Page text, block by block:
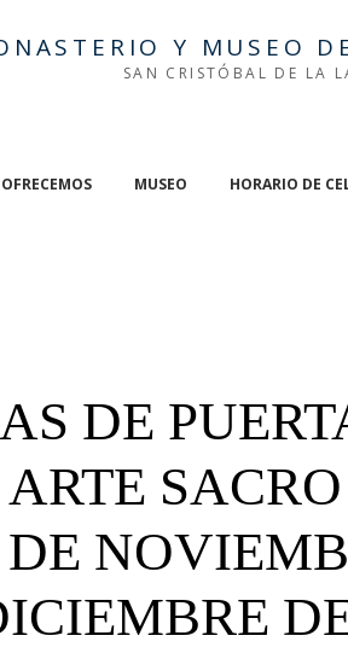
Y MUSEO
SAN CRISTÓBAL DE LA
MUSEO HORARIO DE
DE